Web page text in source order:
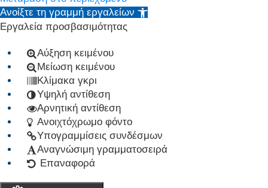
Ανοίξτε τη γραμμή εργαλείων
Εργαλεία προσβασιμότητας
Αύξηση κειμένου
Μείωση κειμένου
Κλίμακα γκρι
Υψηλή αντίθεση
Αρνητική αντίθεση
Ανοιχτόχρωμο φόντο
Υπογραμμίσεις συνδέσμων
Αναγνώσιμη γραμματοσειρά
Επαναφορά